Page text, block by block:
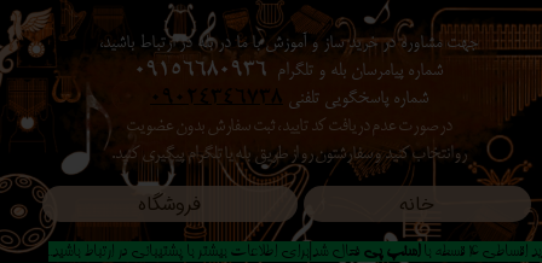
خانه فروشگاه
جهت مشاوره در خرید ساز و آموزش با ما در بله در ارتباط باشید،
شماره پیامرسان بله و تلگرام 09156680936
شماره پاسخگویی تلفنی 09024346738
در صورت عدم دریافت کد تایید ، ثبت سفارش بدون عضویت
رو انتخاب کنید ​​​​​​​ و سفارشتون رو از طریق بله یا تلگرام پیگیری کنید.
حساب کاربری من
تغییر گذر واژه
سفارشات
خروج از حساب کاربری
اقساطی 4 قسطه با اسنپ پی فعال شد|برای اطلاعات بیشتر با پشتیبانی در ارتباط باشید..